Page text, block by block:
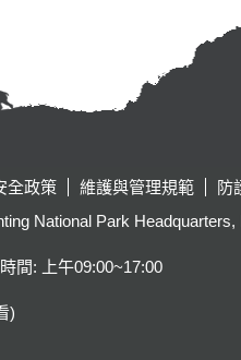
全政策 維護與管理規範 防
National Park
間: 上午09:00~17:00
)